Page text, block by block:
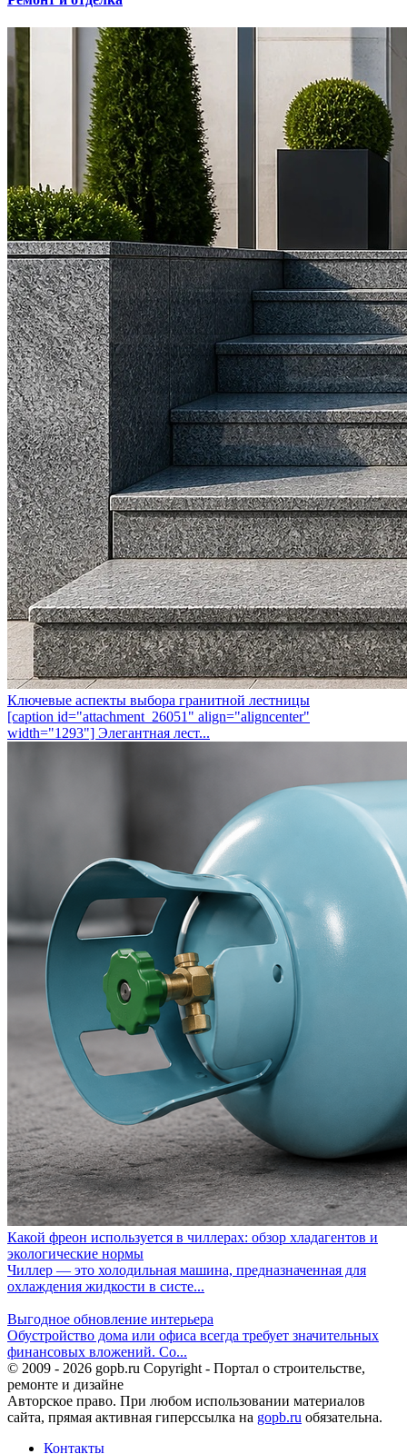
Ключевые аспекты выбора гранитной лестницы
[caption id="attachment_26051" align="aligncenter"
width="1293"] Элегантная лест...
Какой фреон используется в чиллерах: обзор хладагентов и
экологические нормы
Чиллер — это холодильная машина, предназначенная для
охлаждения жидкости в систе...
Выгодное обновление интерьера
Обустройство дома или офиса всегда требует значительных
финансовых вложений. Со...
© 2009 - 2026 gopb.ru Copyright - Портал о строительстве,
ремонте и дизайне
Авторское право. При любом использовании материалов
сайта, прямая активная гиперссылка на gopb.ru обязательна.
Контакты